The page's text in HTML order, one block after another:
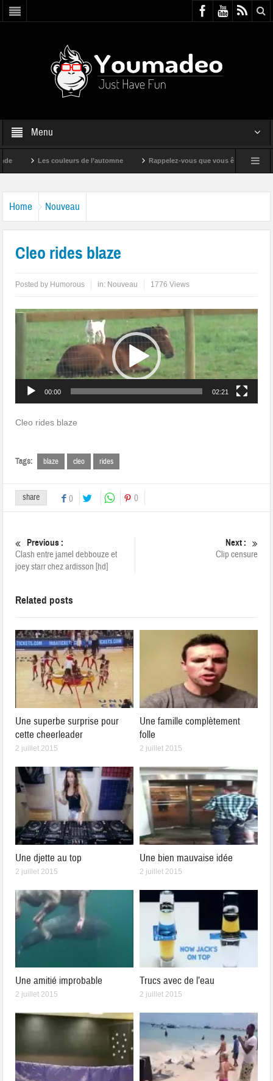
Menu
Les couleurs de l’automne Rappelez-vous que vous êtes super !
Home Nouveau
Cleo rides blaze
Posted by Humorous in: Nouveau 1776 Views
Lecteur
vidéo
00:00 02:21
Cleo rides blaze
Tags: blaze cleo rides
share 0 0
Previous :
Clash entre jamel debbouze et
joey starr chez ardisson [hd]
Next :
Clip censure
Related posts
Une superbe surprise pour
cette cheerleader
2 juillet 2015
Une famille complètement
folle
2 juillet 2015
Une djette au top
2 juillet 2015
Une bien mauvaise idée
2 juillet 2015
Une amitié improbable
2 juillet 2015
Trucs avec de l’eau
2 juillet 2015